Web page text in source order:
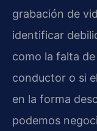
grabación de
identificar
como la falta
conductor o si
en la forma
podemos